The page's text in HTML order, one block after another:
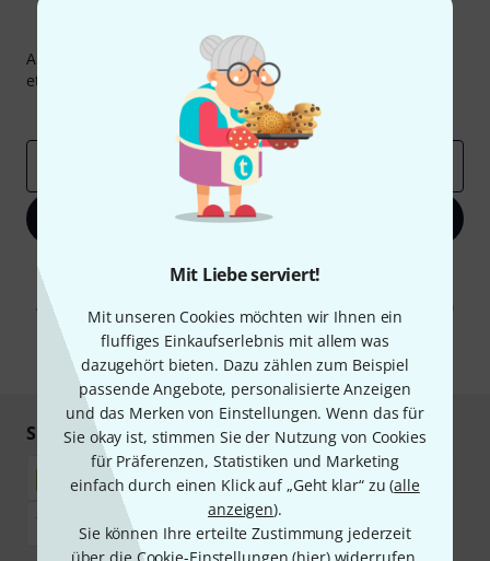
Mit Liebe serviert!
Mit unseren Cookies möchten wir Ihnen ein
fluffiges Einkaufserlebnis mit allem was
dazugehört bieten. Dazu zählen zum Beispiel
passende Angebote, personalisierte Anzeigen
und das Merken von Einstellungen. Wenn das für
Sie okay ist, stimmen Sie der Nutzung von Cookies
für Präferenzen, Statistiken und Marketing
einfach durch einen Klick auf „Geht klar“ zu (alle
anzeigen).
Sie können Ihre erteilte Zustimmung jederzeit
Thomann Newsletter
Abonniere den Thomann Newsletter und gewinne mit
etwas Glück einen von
50 Gutscheinen
Inspirierende Beiträge
Deals Thomann Insights
Jetzt anmelden
Mit Klick auf „Jetzt anmelden“ stimmen Sie dem Erhalt von E-Mail-
Werbung und einer Messung des E-Mail-Nutzungsverhaltens zu. Die
Abmeldung ist jederzeit möglich. Weitere Informationen finden Sie in
unserenDatenschutzhinweisen.
* Pflichtfeld
Sicher einkaufen & bezahlen